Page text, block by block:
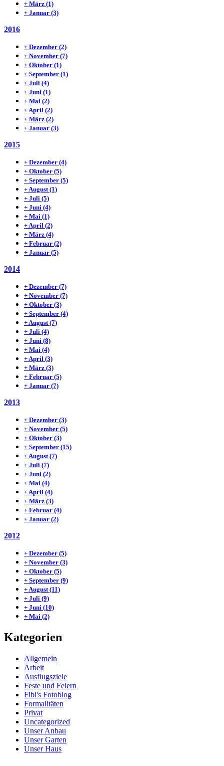
+ März (1)
+ Januar (3)
2016
+ Dezember (2)
+ November (7)
+ Oktober (1)
+ September (1)
+ Juli (4)
+ Juni (1)
+ Mai (2)
+April (2)
+ März (2)
+ Januar (3)
2015
+ Dezember (4)
+ Oktober (5)
+ September (5)
+August(1)
+ Juli (5)
+ Juni (4)
+ Mai (1)
+April (2)
+ März (4)
+ Februar (2)
+ Januar (5)
2014
+ Dezember (7)
+ November (7)
+ Oktober (3)
+ September (4)
+August(7)
+ Juli (4)
+ Juni (8)
+ Mai (4)
+April (3)
+ März (3)
+ Februar (5)
+ Januar (7)
2013
+ Dezember (3)
+ November (5)
+ Oktober (3)
+ September (15)
+August(7)
+ Juli (7)
+ Juni (2)
+ Mai (4)
+April (4)
+ März (3)
+ Februar (4)
+ Januar (2)
2012
+ Dezember (5)
+ November (3)
+ Oktober (5)
+ September (9)
+August(11)
+ Juli (9)
+ Juni (10)
+ Mai (2)
Kategorien
Allgemein
Arbeit
Ausflugsziele
Feste und Feiern
Fibi's Fotoblog
Formalitäten
Privat
Uncategorized
Unser Anbau
Unser Garten
Unser Haus